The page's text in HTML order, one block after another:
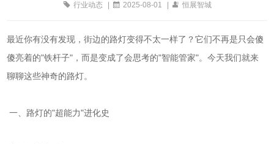
行业动态 2025-08-01 恒展智城
最近你有没有发现，街边的路灯变得不太一样了？它们不再是只会傻
傻亮着的"铁杆子"，而是变成了会思考的"智能管家"。今天我们就来
聊聊这些神奇的路灯。
一、路灯的"超能力"进化史